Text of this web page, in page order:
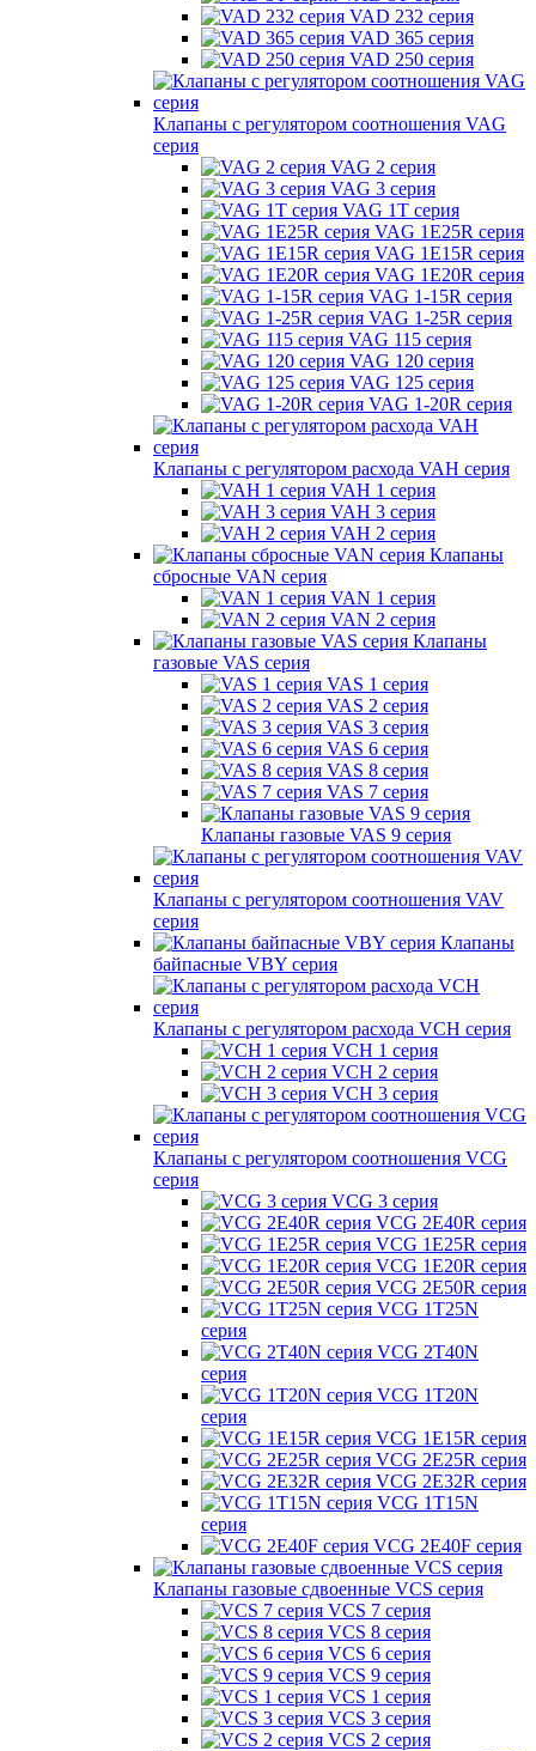
VAD 232 серия
VAD 365 серия
VAD 250 серия
Клапаны с регулятором соотношения VAG
серия
VAG 2 серия
VAG 3 серия
VAG 1T серия
VAG 1E25R серия
VAG 1E15R серия
VAG 1E20R серия
VAG 1-15R серия
VAG 1-25R серия
VAG 115 серия
VAG 120 серия
VAG 125 серия
VAG 1-20R серия
Клапаны с регулятором расхода VAH серия
VAH 1 серия
VAH 3 серия
VAH 2 серия
Клапаны
сбросные VAN серия
VAN 1 серия
VAN 2 серия
Клапаны
газовые VAS серия
VAS 1 серия
VAS 2 серия
VAS 3 серия
VAS 6 серия
VAS 8 серия
VAS 7 серия
Клапаны газовые VAS 9 серия
Клапаны с регулятором соотношения VAV
серия
Клапаны
байпасные VBY серия
Клапаны с регулятором расхода VCH серия
VCH 1 серия
VCH 2 серия
VCH 3 серия
Клапаны с регулятором соотношения VCG
серия
VCG 3 серия
VCG 2E40R серия
VCG 1E25R серия
VCG 1E20R серия
VCG 2E50R серия
VCG 1T25N
серия
VCG 2T40N
серия
VCG 1T20N
серия
VCG 1E15R серия
VCG 2E25R серия
VCG 2E32R серия
VCG 1T15N
серия
VCG 2E40F серия
Клапаны газовые сдвоенные VCS серия
VCS 7 серия
VCS 8 серия
VCS 6 серия
VCS 9 серия
VCS 1 серия
VCS 3 серия
VCS 2 серия